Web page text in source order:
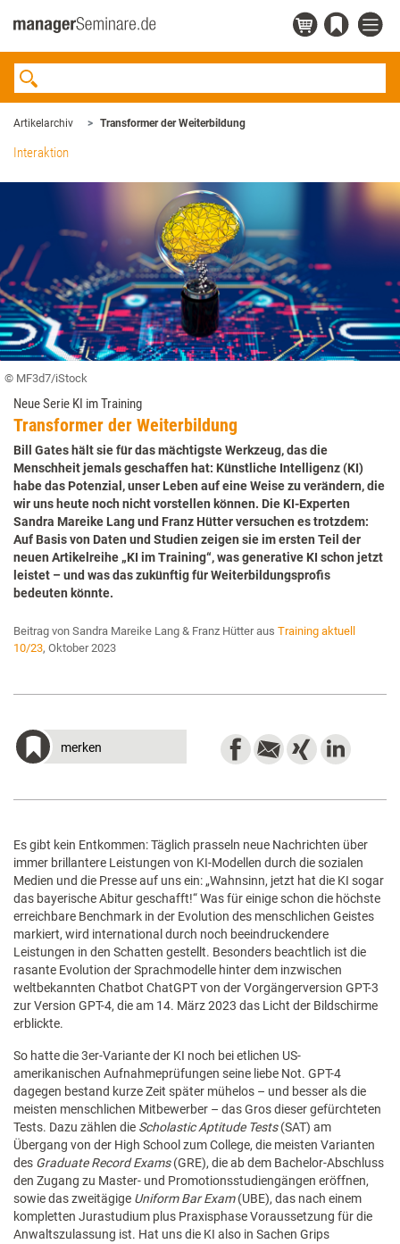
Artikelarchiv Transformer der Weiterbildung
Interaktion
© MF3d7/iStock
Neue Serie KI im Training
Transformer der Weiterbildung
Bill Gates hält sie für das mächtigste Werkzeug, das die
Menschheit jemals geschaffen hat: Künstliche Intelligenz (KI)
habe das Potenzial, unser Leben auf eine Weise zu verändern, die
wir uns heute noch nicht vorstellen können. Die KI-Experten
Sandra Mareike Lang und Franz Hütter versuchen es trotzdem:
Auf Basis von Daten und Studien zeigen sie im ersten Teil der
neuen Artikelreihe „KI im Training“, was generative KI schon jetzt
leistet – und was das zukünftig für Weiterbildungsprofis
bedeuten könnte.
Beitrag von Sandra Mareike Lang & Franz Hütter aus Training aktuell
10/23, Oktober 2023
merken
Es gibt kein Entkommen: Täglich prasseln neue Nachrichten über
immer brillantere Leistungen von KI-Modellen durch die sozialen
Medien und die Presse auf uns ein: „Wahnsinn, jetzt hat die KI sogar
das bayerische Abitur geschafft!“ Was für einige schon die höchste
erreichbare Benchmark in der Evolution des menschlichen Geistes
markiert, wird international durch noch beeindruckendere
Leistungen in den Schatten gestellt. Besonders beachtlich ist die
rasante Evolution der Sprachmodelle hinter dem inzwischen
weltbekannten Chatbot ChatGPT von der Vorgängerversion GPT-3
zur Version GPT-4, die am 14. März 2023 das Licht der Bildschirme
erblickte.
So hatte die 3er-Variante der KI noch bei etlichen US-
amerikanischen Aufnahmeprüfungen seine liebe Not. GPT-4
dagegen bestand kurze Zeit später mühelos – und besser als die
meisten menschlichen Mitbewerber – das Gros dieser gefürchteten
Tests. Dazu zählen die Scholastic Aptitude Tests(SAT) am
Übergang von der High School zum College, die meisten Varianten
des Graduate Record Exams(GRE), die ab dem Bachelor-Abschluss
den Zugang zu Master- und Promotionsstudiengängen eröffnen,
sowie das zweitägige Uniform Bar Exam(UBE), das nach einem
kompletten Jurastudium plus Praxisphase Voraussetzung für die
Anwaltszulassung ist. Hat uns die KI also in Sachen Grips